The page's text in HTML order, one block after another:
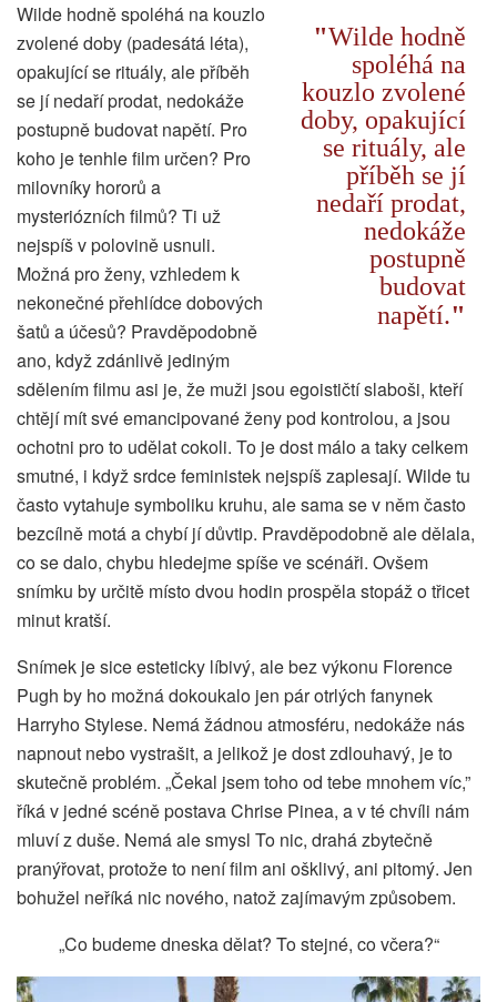
Wilde hodně
spoléhá na
kouzlo zvolené
doby, opakující
se rituály, ale
příběh se jí
nedaří prodat,
nedokáže
postupně
budovat
napětí.
Wilde hodně spoléhá na kouzlo
zvolené doby (padesátá léta),
opakující se rituály, ale příběh
se jí nedaří prodat, nedokáže
postupně budovat napětí. Pro
koho je tenhle film určen? Pro
milovníky hororů a
mysteriózních filmů? Ti už
nejspíš v polovině usnuli.
Možná pro ženy, vzhledem k
nekonečné přehlídce dobových
šatů a účesů? Pravděpodobně
ano, když zdánlivě jediným
sdělením filmu asi je, že muži jsou egoističtí slaboši, kteří
chtějí mít své emancipované ženy pod kontrolou, a jsou
ochotni pro to udělat cokoli. To je dost málo a taky celkem
smutné, i když srdce feministek nejspíš zaplesají. Wilde tu
často vytahuje symboliku kruhu, ale sama se v něm často
bezcílně motá a chybí jí důvtip. Pravděpodobně ale dělala,
co se dalo, chybu hledejme spíše ve scénáři. Ovšem
snímku by určitě místo dvou hodin prospěla stopáž o třicet
minut kratší.
Snímek je sice esteticky líbivý, ale bez výkonu Florence
Pugh by ho možná dokoukalo jen pár otrlých fanynek
Harryho Stylese. Nemá žádnou atmosféru, nedokáže nás
napnout nebo vystrašit, a jelikož je dost zdlouhavý, je to
skutečně problém. „Čekal jsem toho od tebe mnohem víc,”
říká v jedné scéně postava Chrise Pinea, a v té chvíli nám
mluví z duše. Nemá ale smysl To nic, drahá zbytečně
pranýřovat, protože to není film ani ošklivý, ani pitomý. Jen
bohužel neříká nic nového, natož zajímavým způsobem.
„Co budeme dneska dělat? To stejné, co včera?“